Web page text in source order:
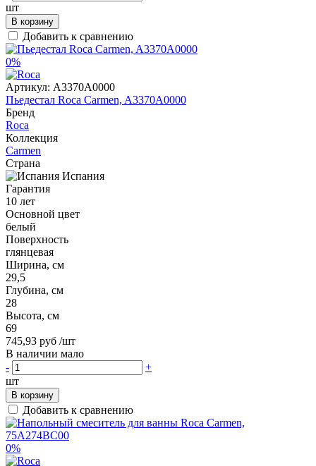
шт
В корзину
Добавить к сравнению
0%
Артикул: A3370А0000
Пьедестал Roca Carmen, A3370А0000
Бренд
Roca
Коллекция
Carmen
Страна
Испания
Гарантия
10 лет
Основной цвет
белый
Поверхность
глянцевая
Ширина, см
29,5
Глубина, см
28
Высота, см
69
745,93 руб /шт
В наличии мало
-
+
шт
В корзину
Добавить к сравнению
0%